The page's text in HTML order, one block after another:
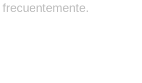
frecuentemente.